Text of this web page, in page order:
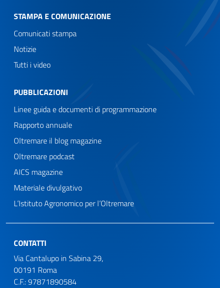
STAMPA E COMUNICAZIONE
Comunicati stampa
Notizie
Tutti i video
PUBBLICAZIONI
Linee guida e documenti di programmazione
Rapporto annuale
Oltremare il blog magazine
Oltremare podcast
AICS magazine
Materiale divulgativo
L’Istituto Agronomico per l’Oltremare
CONTATTI
Via Cantalupo in Sabina 29,
00191 Roma
C.F.: 97871890584